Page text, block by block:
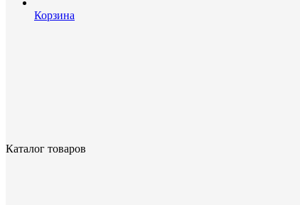
Корзина
Каталог товаров